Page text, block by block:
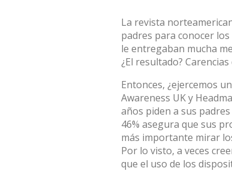
La revista
padres para conocer
le entregaban mucha
¿El resultado?
Entonces, ¿ejercemos
Awareness UK y
años piden a sus
46% asegura que sus
más importante mirar
Por lo visto, a veces
que el uso de los